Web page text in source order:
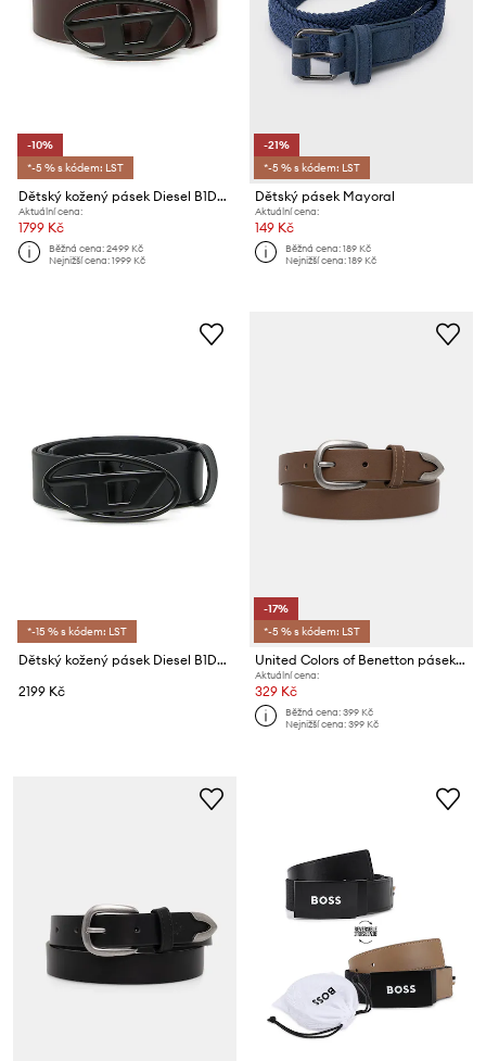
-10%
*-5 % s kódem: LST
Dětský kožený pásek Diesel B1DRN BELTS
Aktuální cena:
1799 Kč
Běžná cena:2499 Kč
Nejnižší cena:1999 Kč
-21%
*-5 % s kódem: LST
Dětský pásek Mayoral
Aktuální cena:
149 Kč
Běžná cena:189 Kč
Nejnižší cena:189 Kč
*-15 % s kódem: LST
Dětský kožený pásek Diesel B1DRN BELTS
2199 Kč
-17%
*-5 % s kódem: LST
United Colors of Benetton pásek dětský
Aktuální cena:
329 Kč
Běžná cena:399 Kč
Nejnižší cena:399 Kč